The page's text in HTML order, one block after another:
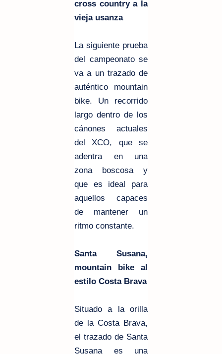
cross country a la
vieja usanza
La siguiente prueba
del campeonato se
va a un trazado de
auténtico mountain
bike. Un recorrido
largo dentro de los
cánones actuales
del XCO, que se
adentra en una
zona boscosa y
que es ideal para
aquellos capaces
de mantener un
ritmo constante.
Santa Susana,
mountain bike al
estilo Costa Brava
Situado a la orilla
de la Costa Brava,
el trazado de Santa
Susana es una